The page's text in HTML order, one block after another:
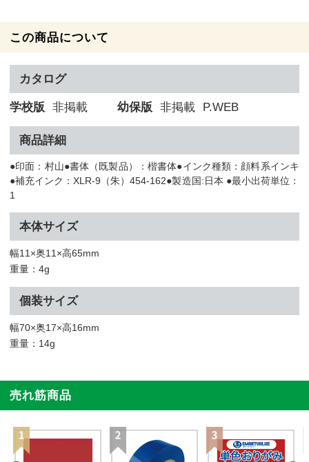
この商品について
カタログ
学校版 非掲載 幼保版 非掲載 P.WEB
商品詳細
●印面：村山●書体（既製品）：楷書体●インク種類：顔料系インキ
●補充インク：XLR-9（朱）454-162●製造国:日本 ●最小出荷単位：
1
本体サイズ
幅11×奥11×高65mm
重量：4g
個装サイズ
幅70×奥17×高16mm
重量：14g
売れ筋商品